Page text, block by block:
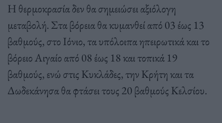
Η θερμοκρασία δεν θα σημειώσει αξιόλογη
μεταβολή. Στα βόρεια θα κυμανθεί από 03 έως 13
βαθμούς, στο Ιόνιο, τα υπόλοιπα ηπειρωτικά και το
βόρειο Αιγαίο από 08 έως 18 και τοπικά 19
βαθμούς, ενώ στις Κυκλάδες, την Κρήτη και τα
Δωδεκάνησα θα φτάσει τους 20 βαθμούς Κελσίου.